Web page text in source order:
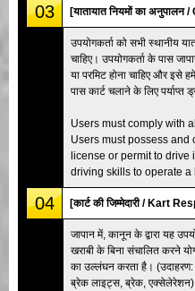
03 [यातायात नियमों का
उपयोगकर्ता को सभी स्थानीय
चाहिए। उपयोगकर्ता के पास
या परमिट होना चाहिए और इसे
पास कार्ट चलाने के लिए पर्याप्त
Users must comply with
Users must possess and
license or permit to drive
driving skills to operate a
04 [कार्ट की जिम्मेदारी / Kart
जापान में, कानून के द्वारा यह
खराबी के बिना संचालित करने
का उल्लंघन करता है।
ब्रेक लाइट्स, ब्रेक, एक्सेलेरेशन)